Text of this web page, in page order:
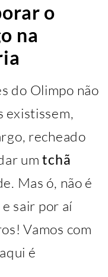
o
na
do Olimpo não
existissem,
recheado
umtchã
Mas ó, não é
sair por aí
Vamos com
é